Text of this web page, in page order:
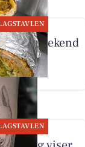
at Weekend
på